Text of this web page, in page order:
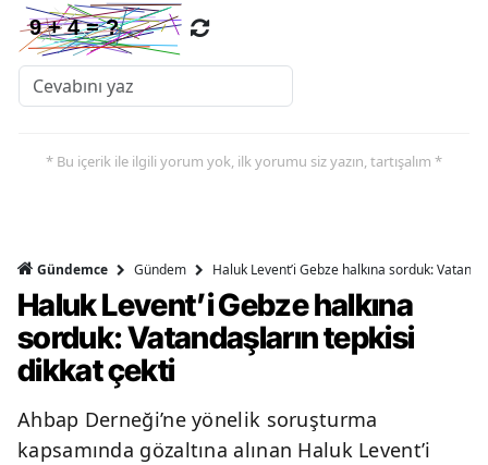
* Bu içerik ile ilgili yorum yok, ilk yorumu siz yazın, tartışalım *
Gündemce Gündem Haluk Levent’i Gebze halkına sorduk:
Haluk Levent’i Gebze halkına
sorduk: Vatandaşların tepkisi
dikkat çekti
Ahbap Derneği’ne yönelik soruşturma
kapsamında gözaltına alınan Haluk Levent’i